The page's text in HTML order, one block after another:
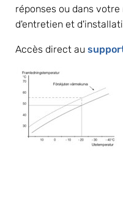
réponses ou dans
d'entretien et
Accès direct au